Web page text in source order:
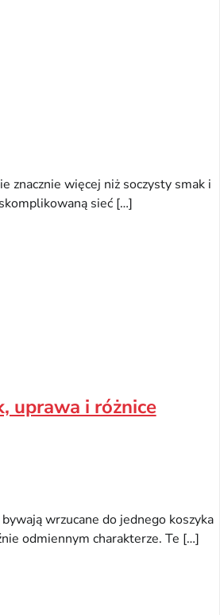
znacznie więcej niż soczysty smak i
sieć […]
uprawa i różnice
wrzucane do jednego koszyka
odmiennym charakterze. Te […]